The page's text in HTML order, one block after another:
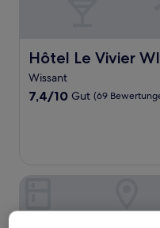
Hôtel Le Vivier
Hôtel Le Vivier
Wissant
7.4
7,4/10 Gut (69